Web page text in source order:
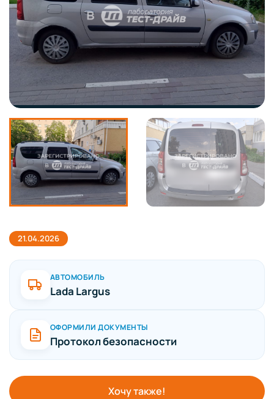
21.04.2026
АВТОМОБИЛЬ
Lada Largus
ОФОРМИЛИ ДОКУМЕНТЫ
Протокол безопасности
Хочу также!